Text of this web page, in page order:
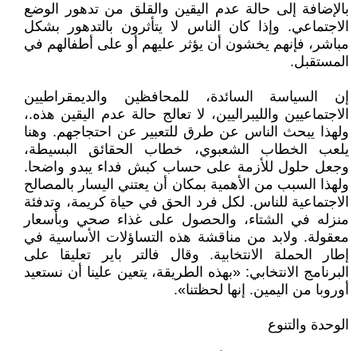
بالإضافة إلى حالة عدم اليقين والقلق من تدهور الوضع
الاجتماعي. وإذا كان الناس لا يتأثرون بالتدهور بشكل
مباشر، فإنهم يخشون أن يؤثر عليهم أو على أطفالهم في
المستقبل.
إن السياسة السائدة، للمحافظين والديمقراطيين
الاجتماعيين والليبراليين، لا تعالج حالة عدم اليقين هذه.،
ولهذا يبحث الناس عن طرق للتعبير عن احتجاجهم. وهنا
يلعب الخطاب الشعبوي، خطاب الحقائق البسيطة،
وجعل حلول للأزمة على حساب كبش فداء يبدو واضحا.
ولهذا السبب من الأهمية بمكان أن يعتني اليسار بالمصالح
الاجتماعية للناس. لكل فرد الحق في حياة كريمة، وتدفئة
منزله في الشتاء، والحصول على غذاء صحي وبأسعار
معقولة. ولابد من مناقشة هذه التساؤلات الأساسية في
إطار الحملة الانتخابية. وقال فالتر باير تعليقا على
البرنامج الانتخابي: «بهذه الطريقة، يتعين علينا أن نستعيد
أوروبا من اليمين. إنها لحظتنا».
الوحدة والتنوع